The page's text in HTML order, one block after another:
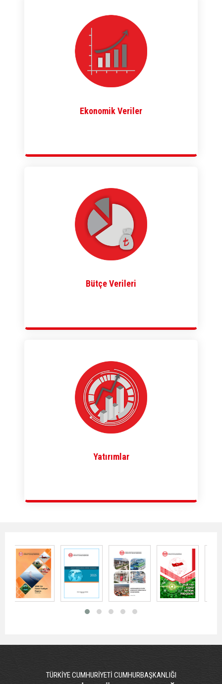
Ekonomik Veriler
Bütçe Verileri
Yatırımlar
TÜRKİYE CUMHURİYETİ CUMHURBAŞKANLIĞI